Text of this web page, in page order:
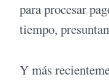
para procesar
tiempo,
Y más